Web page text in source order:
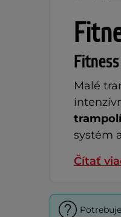
Malé
systém
Čítať